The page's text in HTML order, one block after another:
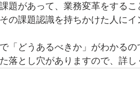
題があって、業務変革をする
の課題認識を持ちかけた人にイ
「どうあるべきか」がわかるの
落とし穴がありますので、詳し